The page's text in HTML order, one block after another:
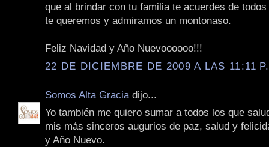
que al brindar con tu familia te acuerdes de
te queremos y admiramos un montonaso.
Feliz Navidad y Año Nuevoooooo!!!
22 DE DICIEMBRE DE 2009 A LAS 11:11
Somos Alta Gracia dijo...
Yo también me quiero sumar a todos los que
mis más sinceros augurios de paz, salud y
y Año Nuevo.